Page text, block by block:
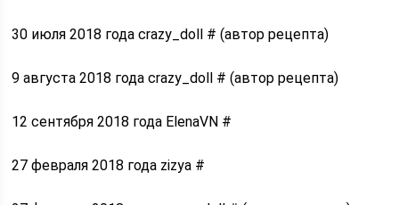
30 июля 2018 года crazy_doll # (автор рецепта)
9 августа 2018 года crazy_doll # (автор рецепта)
12 сентября 2018 года ElenaVN #
27 февраля 2018 года zizya #